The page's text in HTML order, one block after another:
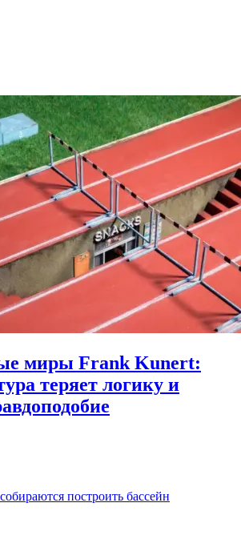
миры Frank Kunert:
теряет логику и
построить бассейн